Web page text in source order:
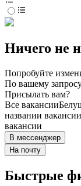
Ничего не
Попробуйте
По вашему
Присылать вам?
Все вакансии
названии
вакансии
В мессенджер
На почту
Быстрые